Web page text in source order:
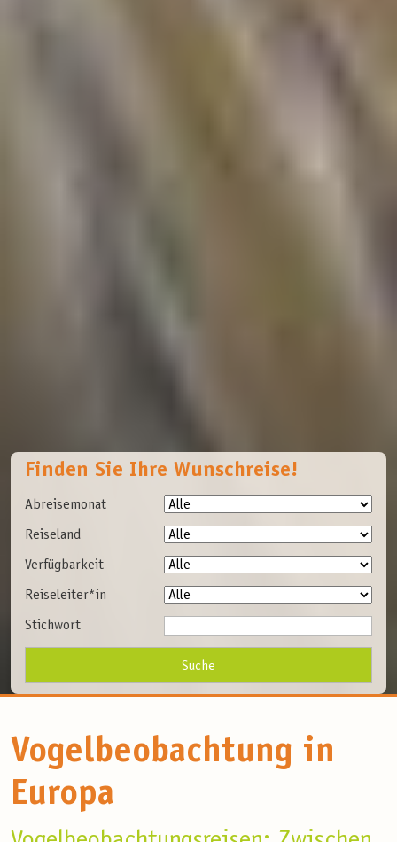
Finden Sie Ihre Wunschreise!
Abreisemonat
Reiseland
Verfügbarkeit
Reiseleiter*in
Stichwort
Vogelbeobachtung in
Europa